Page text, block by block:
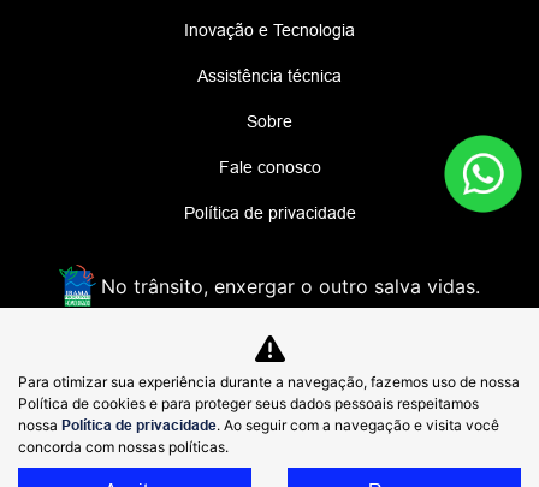
Inovação e Tecnologia
Assistência técnica
Sobre
Fale conosco
Política de privacidade
No trânsito, enxergar o outro salva vidas.
NAVESA MOTORS LTDA
48.952.219/0004-60
Para otimizar sua experiência durante a navegação, fazemos uso de nossa
Política de cookies e para proteger seus dados pessoais respeitamos
nossa Política de privacidade. Ao seguir com a navegação e visita você
concorda com nossas políticas.